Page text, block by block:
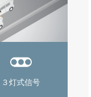
３灯式信号